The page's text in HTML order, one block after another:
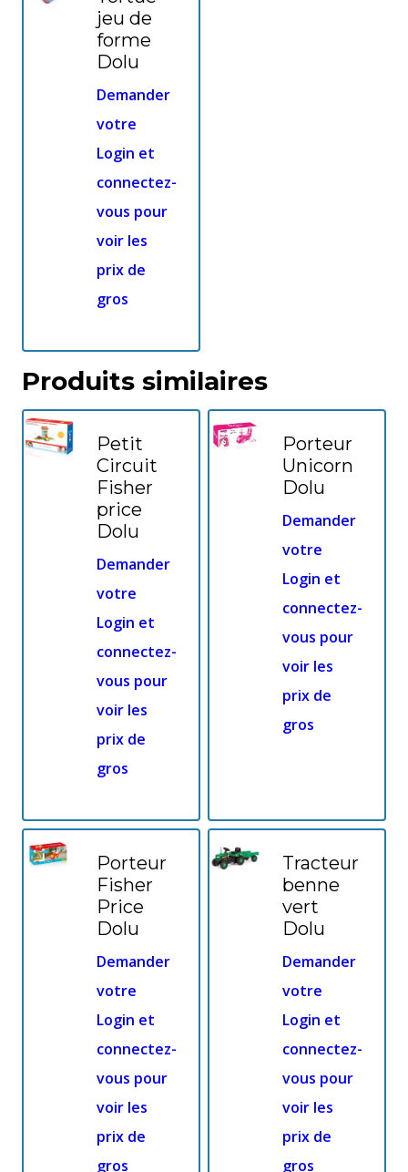
jeu de
forme
Dolu
Demander
votre
Login et
connectez-
vous pour
voir les
prix de
gros
Produits similaires
Petit
Circuit
Fisher
price
Dolu
Demander
votre
Login et
connectez-
vous pour
voir les
prix de
gros
Porteur
Unicorn
Dolu
Demander
votre
Login et
connectez-
vous pour
voir les
prix de
gros
Porteur
Fisher
Price
Dolu
Demander
votre
Login et
connectez-
vous pour
voir les
prix de
gros
Tracteur
benne
vert
Dolu
Demander
votre
Login et
connectez-
vous pour
voir les
prix de
gros